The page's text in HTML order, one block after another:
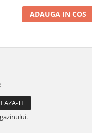
ADAUGA IN COS